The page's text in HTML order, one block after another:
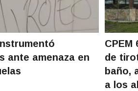
ante amenaza en
CPEM
de
baño,
a los